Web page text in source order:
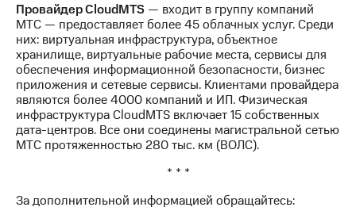
именных
облигаций
Другое
Регистратор
Реквизиты
Контакты
развитие
деловая этика
На главную
Провайдер CloudMTS — входит в группу компаний
МТС — предоставляет более 45 облачных услуг. Среди
них: виртуальная инфраструктура, объектное
хранилище, виртуальные рабочие места, сервисы для
обеспечения информационной безопасности, бизнес
приложения и сетевые сервисы. Клиентами провайдера
являются более 4000 компаний и ИП. Физическая
инфраструктура CloudMTS включает 15 собственных
дата-центров. Все они соединены магистральной сетью
МТС протяженностью 280 тыс. км (ВОЛС).
* * *
За дополнительной информацией обращайтесь: